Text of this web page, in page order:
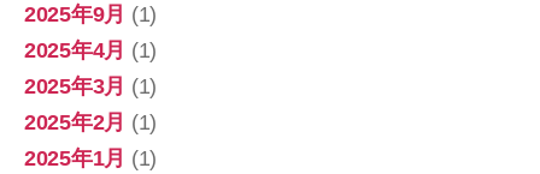
2025年9月 (1)
2025年4月 (1)
2025年3月 (1)
2025年2月 (1)
2025年1月 (1)